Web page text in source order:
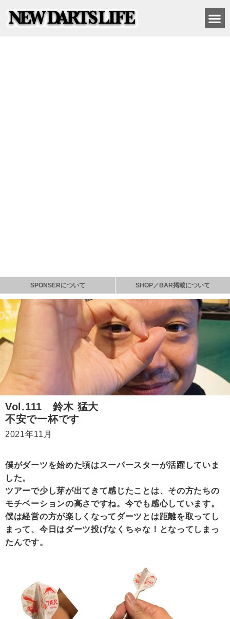
SPONSERについて SHOP／BAR掲載について
Vol.111 鈴木 猛大
不安で一杯です
2021年11月
僕がダーツを始めた頃はスーパースターが活躍していま
した。
ツアーで少し芽が出てきて感じたことは、その方たちの
モチベーションの高さですね。今でも感心しています。
僕は経営の方が楽しくなってダーツとは距離を取ってし
まって、今日はダーツ投げなくちゃな！となってしまっ
たんです。